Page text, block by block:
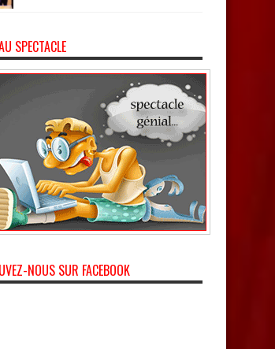
SPECTACLE
NOUS SUR FACEBOOK